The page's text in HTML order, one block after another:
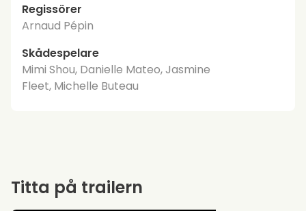
Regissörer
Arnaud Pépin
Skådespelare
Mimi Shou, Danielle Mateo, Jasmine
Fleet, Michelle Buteau
Titta på trailern